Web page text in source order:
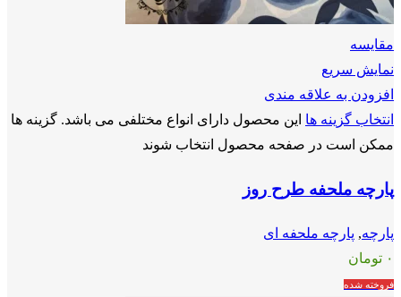
مقايسه
نمایش سریع
افزودن به علاقه مندی
انتخاب گزینه ها این محصول دارای انواع مختلفی می باشد. گزینه ها
ممکن است در صفحه محصول انتخاب شوند
پارچه ملحفه طرح روز
پارچه, پارچه ملحفه ای
۰ تومان
فروخته شده